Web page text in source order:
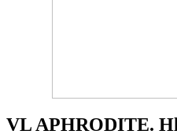
VL APHRODITE.